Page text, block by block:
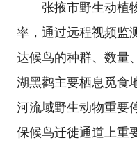
张掖市野生动植
率，通过远程视频监
达候鸟的种群、数量
湖黑鹳主要栖息觅食
河流域野生动物重要
保候鸟迁徙通道上重